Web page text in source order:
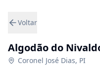
Voltar
Algodão do
Coronel José Dias, PI